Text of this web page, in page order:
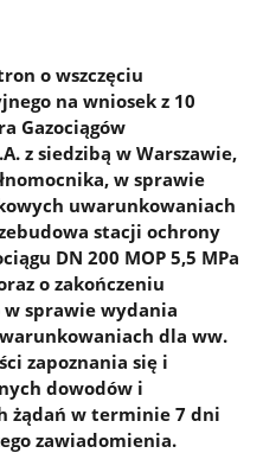
o wszczęciu
na wniosek z 10
Gazociągów
z siedzibą w Warszawie,
w sprawie
uwarunkowaniach
stacji ochrony
DN 200 MOP 5,5 MPa
o zakończeniu
sprawie wydania
dla ww.
zapoznania się i
dowodów i
żądań w terminie 7 dni
zawiadomienia.